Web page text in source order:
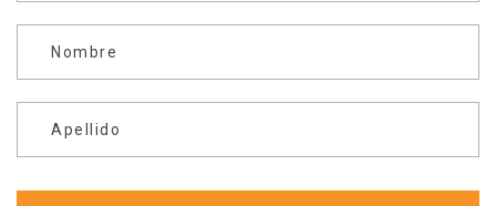
Nombre
Apellido